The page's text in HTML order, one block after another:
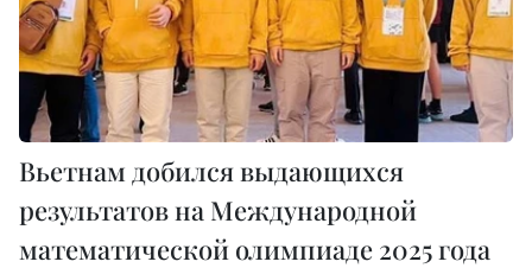
Вьетнам добился выдающихся
результатов на Международной
математической олимпиаде 2025 года